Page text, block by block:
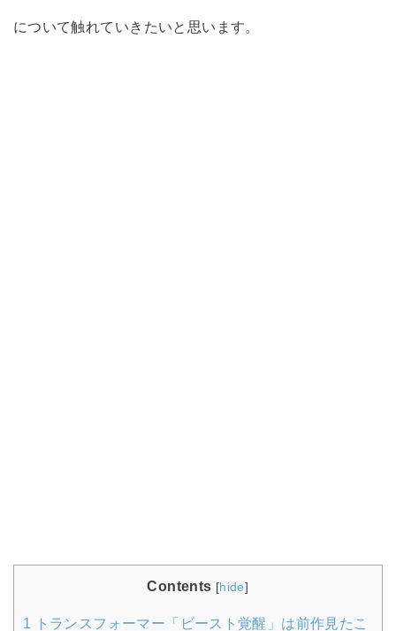
について触れていきたいと思います。
Contents [hide]
1 トランスフォーマー「ビースト覚醒」は前作見たこ